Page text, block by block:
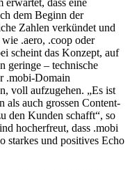
erwartet, dass eine
dem Beginn der
Zahlen verkündet und
.aero, .coop oder
scheint das Konzept, auf
geringe – technische
.mobi-Domain
voll aufzugehen. „Es ist
als auch grossen Content-
den Kunden schafft“, so
hocherfreut, dass .mobi
starkes und positives Echo